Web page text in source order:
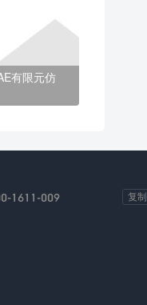
有限元仿
1611-009 复制